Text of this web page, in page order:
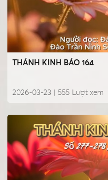
THÁNH KINH BÁO 164
2026-03-23 | Lượt xem
555